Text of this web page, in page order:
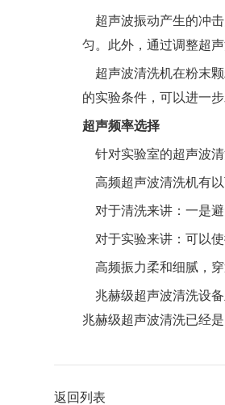
超声波振动产生的冲击
匀。此外，通过调整超
超声波清洗机在粉末颗
的实验条件，可以进一
超声频率选择
针对实验室的超声波清
高频超声波清洗机有以
对于清洗来讲：一是避
对于实验来讲：可以使
高频振力柔和细腻，
兆赫级超声波清洗设备
兆赫级超声波清洗已经
返回列表